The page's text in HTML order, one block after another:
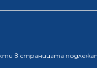
в страницата